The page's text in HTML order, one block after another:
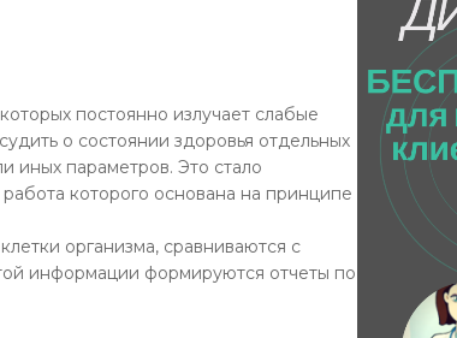
постоянно излучает слабые
о состоянии здоровья отдельных
иных параметров. Это стало
которого основана на принципе
организма, сравниваются с
информации формируются отчеты по